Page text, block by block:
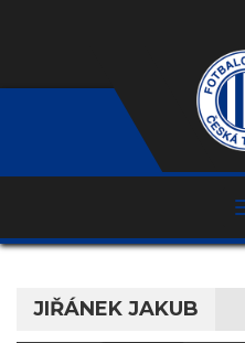
JIŘÁNEK JAKUB